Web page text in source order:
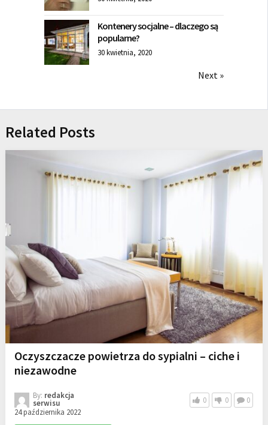
Kontenery socjalne – dlaczego są
popularne?
30 kwietnia, 2020
Next »
Related Posts
Oczyszczacze powietrza do sypialni – ciche i
niezawodne
By: redakcja
serwisu
24 października 2022
0 0 0